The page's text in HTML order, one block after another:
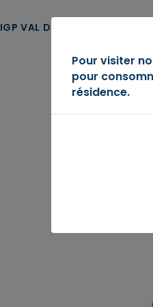
IGP VAL DE LOIRE
Pour visiter
pour
résidence.